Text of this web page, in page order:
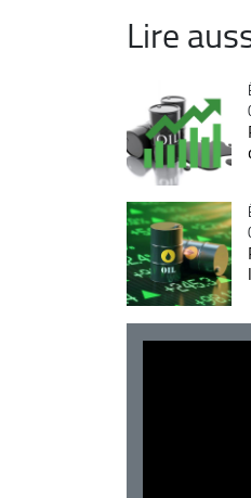
Lire